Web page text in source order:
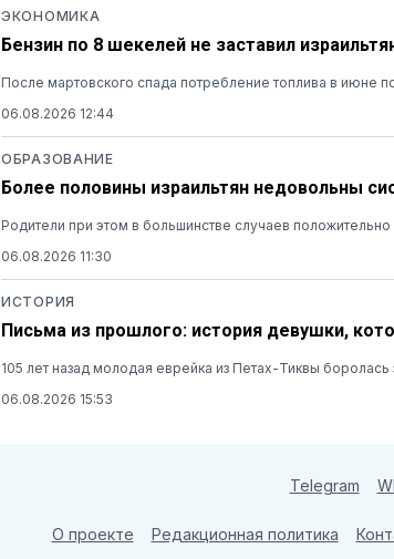
ЭКОНОМИКА
Бензин по 8 шекелей не заставил
После мартовского спада потребление топлива в июне
06.08.2026 12:44
ОБРАЗОВАНИЕ
Более половины израильтян недовольны
Родители при этом в большинстве случаев
06.08.2026 11:30
ИСТОРИЯ
Письма из прошлого: история девушки,
105 лет назад молодая еврейка из Петах-Тиквы
06.08.2026 15:53
Telegram
О проекте Редакционная политика